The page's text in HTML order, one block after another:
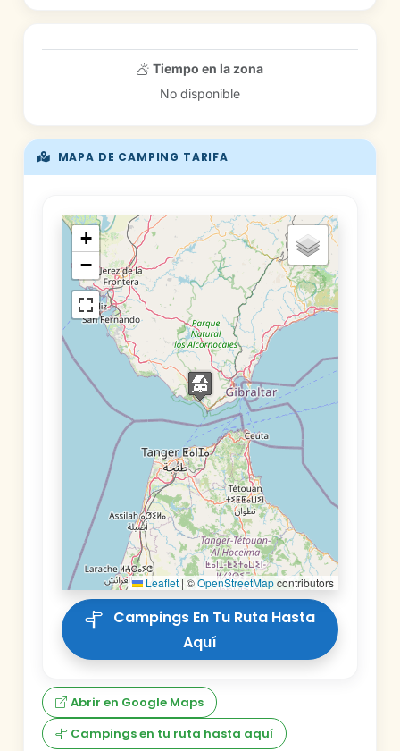
MAPA DE CAMPING TARIFA
+
−
Leaflet | ©OpenStreetMapcontributors
Aquí
Abrir en Google Maps
Campings en tu ruta hasta aquí
Tiempo en la zona
No disponible